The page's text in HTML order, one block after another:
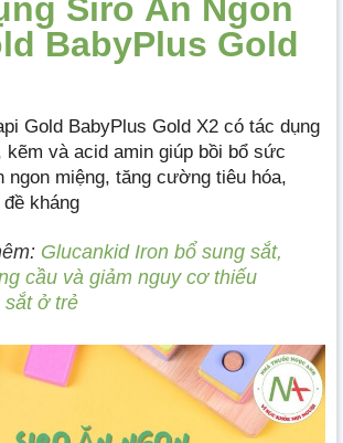
Siro Ăn Ngon
BabyPlus Gold
Gold BabyPlus Gold X2 có tác dụng
kẽm và acid amin giúp bồi bổ sức
ngon miệng, tăng cường tiêu hóa,
kháng
Glucankid Iron bổ sung sắt,
cầu và giảm nguy cơ thiếu
sắt ở trẻ